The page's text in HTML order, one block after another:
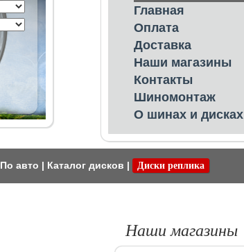
Главная
Оплата
Доставка
Наши магазины
Контакты
Шиномонтаж
О шинах и дисках
По авто | Каталог дисков | Диски реплика
Наши магазины